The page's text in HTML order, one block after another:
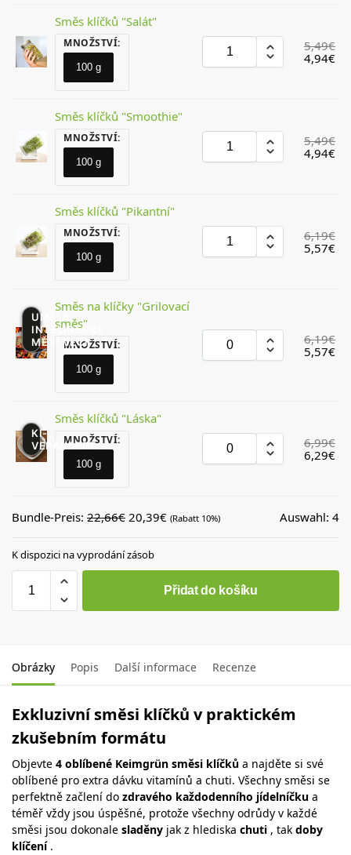
Směs klíčků "Salát"
MNOŽSTVÍ:
100 g
5,49€
4,94€
Směs klíčků "Smoothie"
MNOŽSTVÍ:
100 g
5,49€
4,94€
Směs klíčků "Pikantní"
MNOŽSTVÍ:
100 g
6,19€
5,57€
UMĚLÁ
INTELIGENCE
MĚNÍ VĚCI
Směs na klíčky "Grilovací
směs"
MNOŽSTVÍ:
100 g
6,19€
5,57€
KI-
VERÄNDERT
Směs klíčků "Láska"
MNOŽSTVÍ:
100 g
6,99€
6,29€
Bundle-Preis: 22,66€ 20,39€ (Rabatt 10%) Auswahl: 4
K dispozici na vyprodání zásob
Přidat do košíku
Obrázky Popis Další informace Recenze
Exkluzivní směsi klíčků v praktickém
zkušebním formátu
Objevte 4 oblíbené Keimgrün směsi klíčků a najděte si své
oblíbené pro extra dávku vitamínů a chuti. Všechny směsi se
perfektně začlení do zdravého každodenního jídelníčku a
téměř vždy jsou úspěšné, protože všechny odrůdy v každé
směsi jsou dokonale sladěny jak z hlediska chuti , tak doby
klíčení.